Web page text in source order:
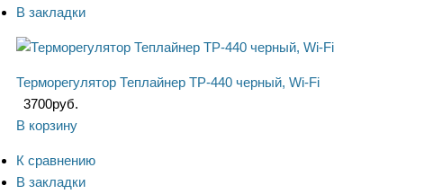
В закладки
Терморегулятор Теплайнер ТР-440 черный, Wi-Fi
3700руб.
В корзину
К сравнению
В закладки